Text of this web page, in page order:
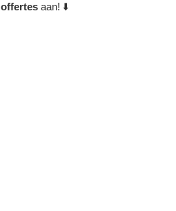
offertes aan! ⬇️